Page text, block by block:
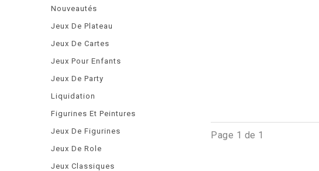
Page 1 de 1
Nouveautés
Jeux De Plateau
Jeux De Cartes
Jeux Pour Enfants
Jeux De Party
Liquidation
Figurines Et Peintures
Jeux De Figurines
Jeux De Role
Jeux Classiques